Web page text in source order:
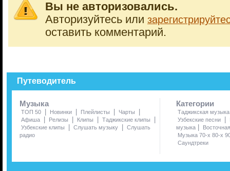
Вы не авторизовались.
Авторизуйтесь или
оставить комментарий.
Путеводитель
Музыка
ТОП 50 Новинки Плейлисты Чарты
Афиша Релизы Клипы Таджикские клипы
Узбекские клипы Слушать музыку
Слушать
радио
Категории
Таджикская музыка
Узбекские песни
музыка
Музыка 70-х 80-х
Саундтреки